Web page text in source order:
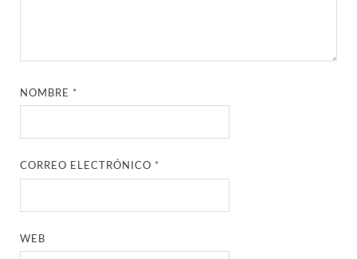
NOMBRE*
CORREO ELECTRÓNICO*
WEB